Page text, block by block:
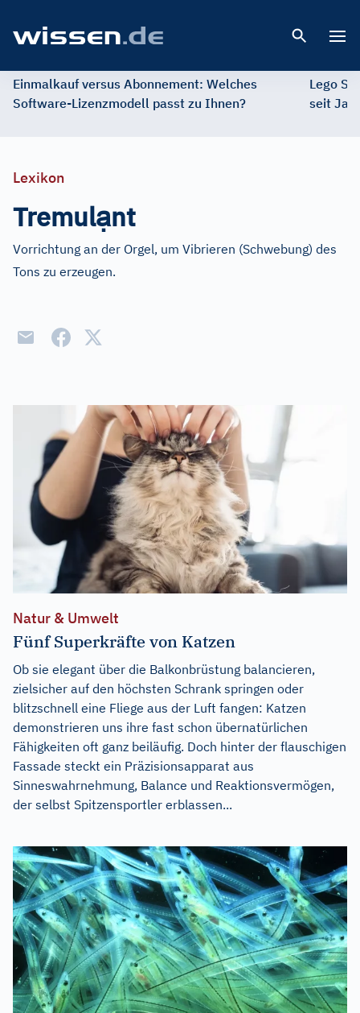
Einmalkauf versus Abonnement: Welches
Software-Lizenzmodell passt zu Ihnen?
Lego
seit
Lexikon
Tremulạnt
Vorrichtung an der Orgel, um Vibrieren (Schwebung) des
Tons zu erzeugen.
Natur & Umwelt
Fünf Superkräfte von Katzen
Ob sie elegant über die Balkonbrüstung balancieren,
zielsicher auf den höchsten Schrank springen oder
blitzschnell eine Fliege aus der Luft fangen: Katzen
demonstrieren uns ihre fast schon übernatürlichen
Fähigkeiten oft ganz beiläufig. Doch hinter der flauschigen
Fassade steckt ein Präzisionsapparat aus
Sinneswahrnehmung, Balance und Reaktionsvermögen,
der selbst Spitzensportler erblassen...